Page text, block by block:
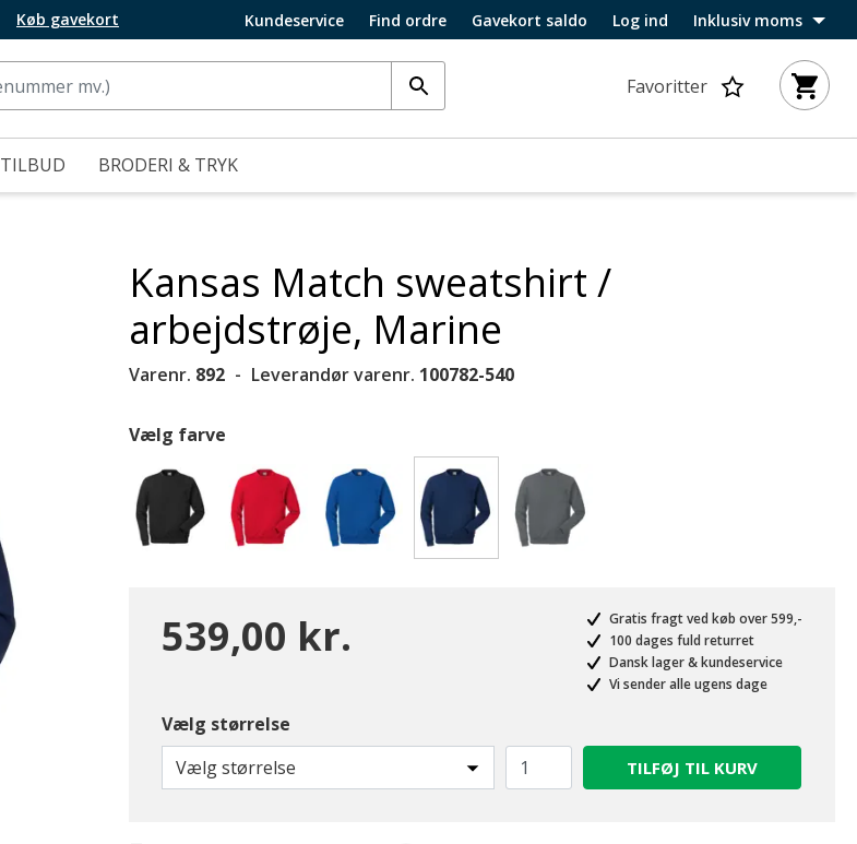
Køb gavekort Kundeservice Find ordre Gavekort saldo Log ind Inklusiv moms
Favoritter
TILBUD BRODERI & TRYK
Kansas Match sweatshirt /
arbejdstrøje, Marine
Varenr. 892 Leverandør varenr. 100782-540
Vælg farve
539,00 kr.
Gratis fragt ved køb over 599,-
100 dages fuld returret
Dansk lager & kundeservice
Vi sender alle ugens dage
Vælg størrelse
Vælg størrelse
TILFØJ TIL KURV